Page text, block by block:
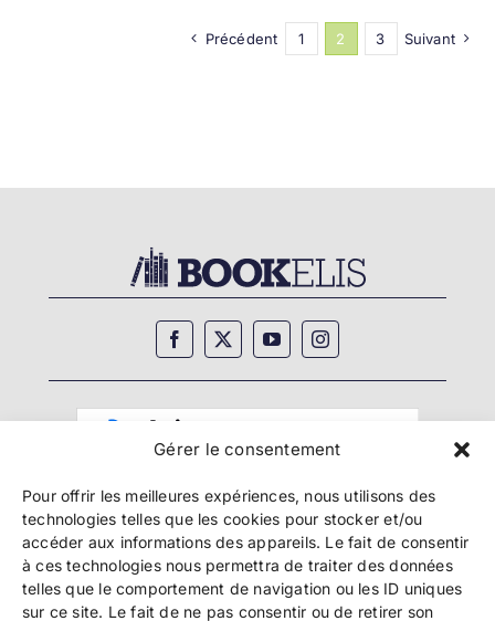
Gérer le consentement
Pour offrir les meilleures expériences, nous utilisons des
technologies telles que les cookies pour stocker et/ou
accéder aux informations des appareils. Le fait de consentir
à ces technologies nous permettra de traiter des données
telles que le comportement de navigation ou les ID uniques
sur ce site. Le fait de ne pas consentir ou de retirer son
Précédent 1 2 3 Suivant
Copyright 2024 Bookelis –CGU–CGS–CGPPA–
Mentions légales–Politique de confidentialité–